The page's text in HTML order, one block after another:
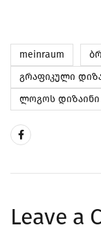
meinraum
გრაფიკული
ლოგოს დიზაინი
Leave a